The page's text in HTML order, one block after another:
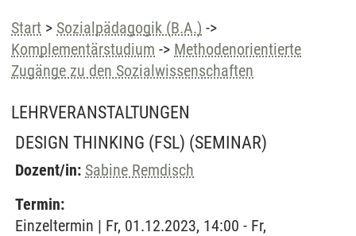
Start > Sozialpädagogik (B.A.) ->
Komplementärstudium -> Methodenorientierte
Zugänge zu den Sozialwissenschaften
LEHRVERANSTALTUNGEN
DESIGN THINKING (FSL) (SEMINAR)
Dozent/in: Sabine Remdisch
Termin:
Einzeltermin | Fr, 01.12.2023, 14:00 - Fr,